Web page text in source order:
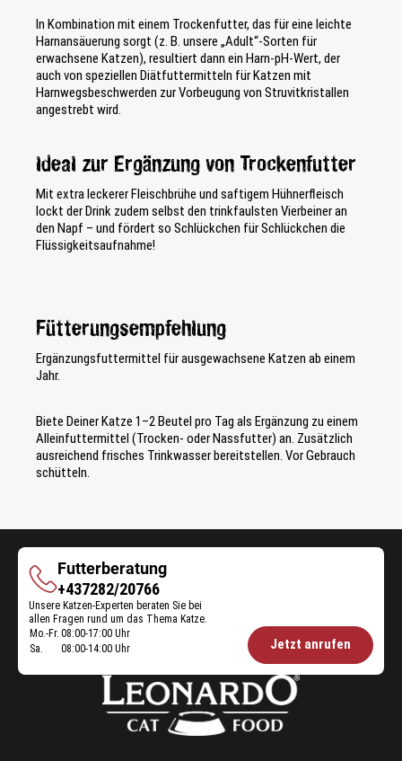
In Kombination mit einem Trockenfutter, das für eine leichte
Harnansäuerung sorgt (z. B. unsere „Adult“-Sorten für
erwachsene Katzen), resultiert dann ein Harn-pH-Wert, der
auch von speziellen Diätfuttermitteln für Katzen mit
Harnwegsbeschwerden zur Vorbeugung von Struvitkristallen
angestrebt wird.
Ideal zur Ergänzung von Trockenfutter
Mit extra leckerer Fleischbrühe und saftigem Hühnerfleisch
lockt der Drink zudem selbst den trinkfaulsten Vierbeiner an
den Napf – und fördert so Schlückchen für Schlückchen die
Flüssigkeitsaufnahme!
Fütterungsempfehlung
Ergänzungsfuttermittel für ausgewachsene Katzen ab einem
Jahr.
Biete Deiner Katze 1–2 Beutel pro Tag als Ergänzung zu einem
Alleinfuttermittel (Trocken- oder Nassfutter) an. Zusätzlich
ausreichend frisches Trinkwasser bereitstellen. Vor Gebrauch
schütteln.
Futterberatung
Futterberatung
+437282/20766
Unsere Katzen-Experten beraten Sie bei
allen Fragen rund um das Thema Katze.
Öffnungszeiten
Mo.-Fr. 08:00-17:00 Uhr
Sa.
08:00-14:00 Uhr Jetzt anrufen